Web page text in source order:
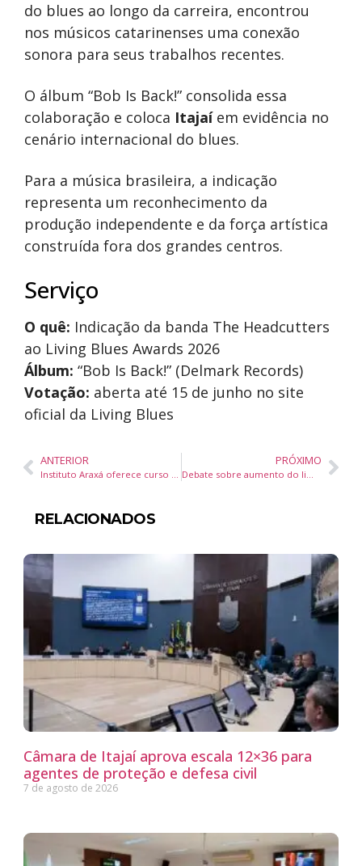
do blues ao longo da carreira, encontrou
nos músicos catarinenses uma conexão
sonora para seus trabalhos recentes.
O álbum “Bob Is Back!” consolida essa
colaboração e coloca Itajaíem evidência no
cenário internacional do blues.
Para a música brasileira, a indicação
representa um reconhecimento da
produção independente e da força artística
construída fora dos grandes centros.
Serviço
O quê: Indicação da banda The Headcutters
ao Living Blues Awards 2026
Álbum: “Bob Is Back!” (Delmark Records)
Votação: aberta até 15 de junho no site
oficial da Living Blues
ANTERIOR
Instituto Araxá oferece curso gratuito de Atendimento ao Cliente e Recursos Humanos em Itapema
PRÓXIMO
Debate sobre aumento do limite de faturamento do MEI será realizado em Florianópolis
RELACIONADOS
Câmara de Itajaí aprova escala 12×36 para
agentes de proteção e defesa civil
7 de agosto de 2026